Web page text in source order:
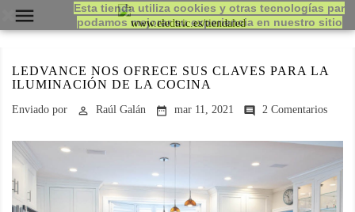

LEDVANCE NOS OFRECE SUS CLAVES PARA LA
ILUMINACIÓN DE LA COCINA
Enviado por  Raúl Galán  mar 11, 2021  2 Comentarios
Esta tienda utiliza cookies y otras tecnologías par
podamos mejorar su experiencia en nuestro sitio